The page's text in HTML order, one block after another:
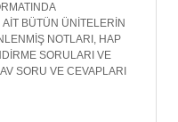
BÜTÜN ÜNİTELERİN
NOTLARI, HAP
SORULARI VE
SORU VE CEVAPLARI